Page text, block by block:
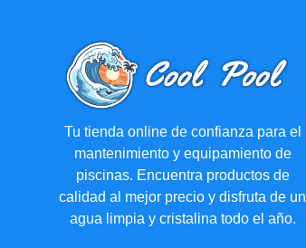
Tu tienda online de confianza para el
mantenimiento y equipamiento de
piscinas. Encuentra productos de
calidad al mejor precio y disfruta de un
agua limpia y cristalina todo el año.